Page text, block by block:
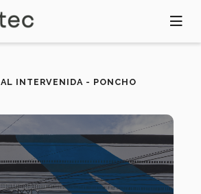
INTERVENIDA - PONCHO